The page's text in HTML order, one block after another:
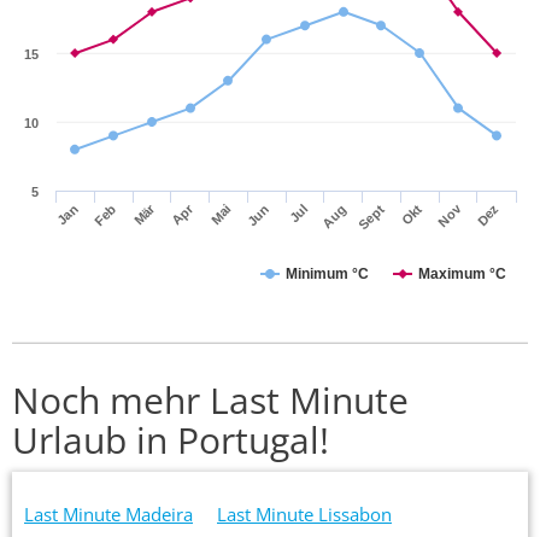
Minimum °C Maximum °C
Jan Feb Mär Apr Mai Jun Jul Aug Sept Okt Nov Dez
5
10
15
Noch mehr Last Minute
Urlaub in Portugal!
Last Minute Madeira
Last Minute Lissabon